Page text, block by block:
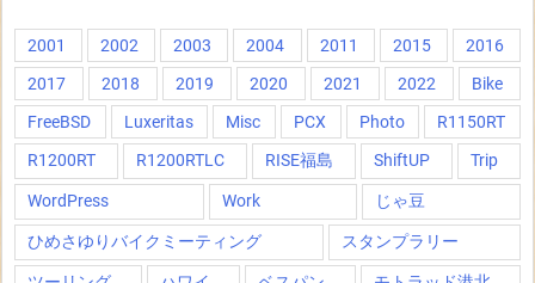
2001 2002 2003 2004 2011 2015
2016
2017
2018 2019 2020 2021 2022
Bike
FreeBSD
Luxeritas Misc PCX Photo
R1150RT
R1200RT
R1200RTLC RISE福島 ShiftUP Trip
WordPress Work じゃ豆
ひめさゆりバイクミーティング スタンプラリー